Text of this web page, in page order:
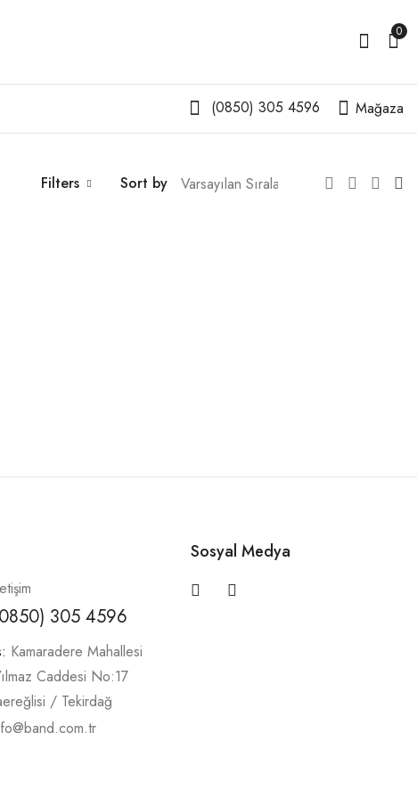
0
(0850) 305 4596 Mağaza
Filters Sort by
305 4596
Kamaradere Mahallesi
Caddesi No:17
/ Tekirdağ
Sosyal Medya